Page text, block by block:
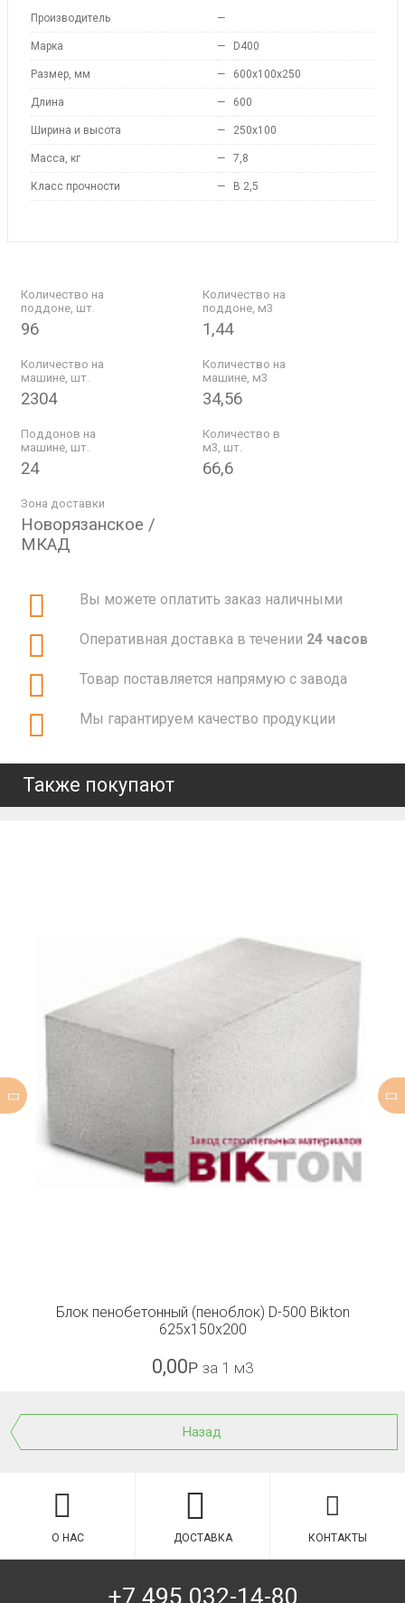
Производитель —
Марка — D400
Размер, мм — 600x100х250
Длина — 600
Ширина и высота — 250x100
Масса, кг — 7,8
Класс прочности — B 2,5
Количество на
поддоне, шт.
96
Количество на
поддоне, м3
1,44
Количество на
машине, шт.
2304
Количество на
машине, м3
34,56
Поддонов на
машине, шт.
24
Количество в
м3, шт.
66,6
Зона доставки
Новорязанское /
МКАД
Вы можете оплатить заказ наличными
Оперативная доставка в течении 24 часов
Товар поставляется напрямую с завода
Мы гарантируем качество продукции
Также покупают
Блок пенобетонный (пеноблок) D-500 Bikton
625x150x200
0,00Р за 1 м3
Назад
О НАС ДОСТАВКА КОНТАКТЫ
+7 495 032-14-80